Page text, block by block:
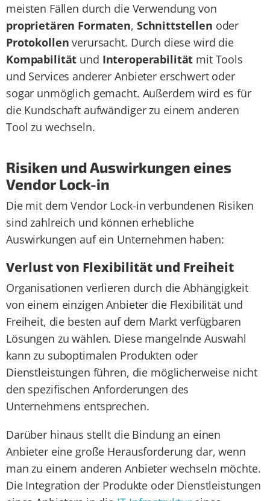
meisten Fällen durch die Verwendung von
proprietären Formaten, Schnittstellen oder
Protokollen verursacht. Durch diese wird die
Kompabilität und Interoperabilität mit Tools
und Services anderer Anbieter erschwert oder
sogar unmöglich gemacht. Außerdem wird es für
die Kundschaft aufwändiger zu einem anderen
Tool zu wechseln.
Risiken und Auswirkungen eines
Vendor Lock-in
Die mit dem Vendor Lock-in verbundenen Risiken
sind zahlreich und können erhebliche
Auswirkungen auf ein Unternehmen haben:
Verlust von Flexibilität und Freiheit
Organisationen verlieren durch die Abhängigkeit
von einem einzigen Anbieter die Flexibilität und
Freiheit, die besten auf dem Markt verfügbaren
Lösungen zu wählen. Diese mangelnde Auswahl
kann zu suboptimalen Produkten oder
Dienstleistungen führen, die möglicherweise nicht
den spezifischen Anforderungen des
Unternehmens entsprechen.
Darüber hinaus stellt die Bindung an einen
Anbieter eine große Herausforderung dar, wenn
man zu einem anderen Anbieter wechseln möchte.
Die Integration der Produkte oder Dienstleistungen